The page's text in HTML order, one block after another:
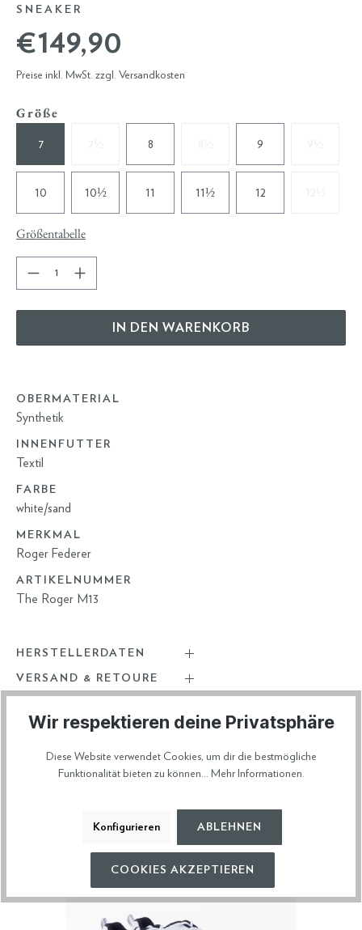
SNEAKER
€ 149,90
Preise inkl. MwSt. zzgl. Versandkosten
Größe
7 8 9
10 10½ 11 11½ 12
Größentabelle
IN DEN WARENKORB
OBERMATERIAL
Synthetik
INNENFUTTER
Textil
FARBE
white/sand
MERKMAL
Roger Federer
ARTIKELNUMMER
The Roger M13
HERSTELLERDATEN
VERSAND & RETOURE
Diese Artikel könnten dir auch gefallen
Wir respektieren deine Privatsphäre
Diese Website verwendet Cookies, um dir die bestmögliche
Funktionalität bieten zu können... Mehr Informationen.
Konfigurieren ABLEHNEN
COOKIES AKZEPTIEREN